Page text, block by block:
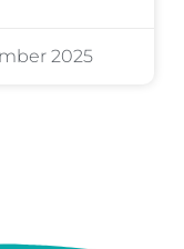
2025